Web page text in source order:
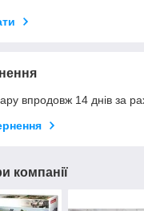
впродовж 14 днів за
компанії